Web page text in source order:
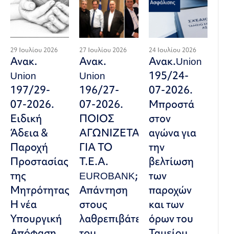
29 Ιουλίου 2026
Ανακ.
Union
197/29-
07-2026.
Ειδική
Άδεια &
Παροχή
Προστασίας
της
Μητρότητας:
Η νέα
Υπουργική
27 Ιουλίου 2026
Ανακ.
Union
196/27-
07-2026.
ΠΟΙΟΣ
ΑΓΩΝΙΖΕΤΑΙ
ΓΙΑ ΤΟ
Τ.Ε.Α.
EUROBANK;
Απάντηση
στους
λαθρεπιβάτες
24 Ιουλίου 2026
Ανακ.Union
195/24-
07-2026.
Μπροστά
στον
αγώνα για
την
βελτίωση
των
παροχών
και των
όρων του